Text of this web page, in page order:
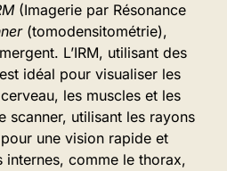
(Imagerie par Résonance
(tomodensitométrie),
L’IRM, utilisant des
idéal pour visualiser les
les muscles et les
scanner, utilisant les rayons
une vision rapide et
internes, comme le thorax,